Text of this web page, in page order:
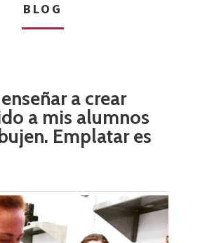
BLOG
a crear
a mis alumnos
Emplatar es